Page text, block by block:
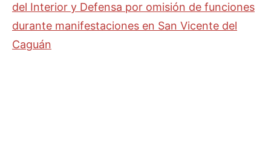
del Interior y Defensa por omisión de funciones
durante manifestaciones en San Vicente del
Caguán